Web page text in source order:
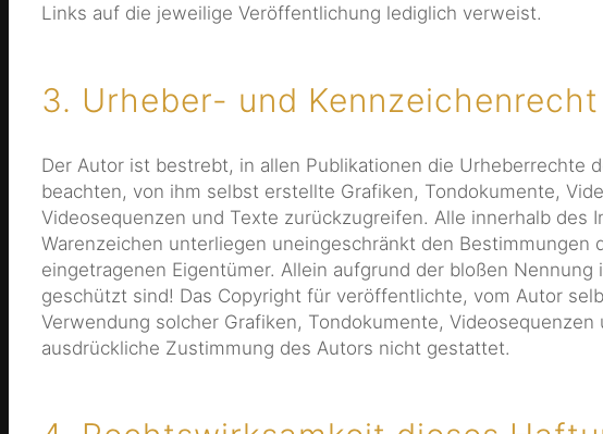
Links auf die jeweilige Veröffentlichung lediglich verweist.
3. Urheber- und Kennzeichenrecht
Der Autor ist bestrebt, in allen Publikationen die Urheberrechte
beachten, von ihm selbst erstellte Grafiken, Tondokumente,
Videosequenzen und Texte zurückzugreifen. Alle innerhalb
Warenzeichen unterliegen uneingeschränkt den
eingetragenen Eigentümer. Allein aufgrund der bloßen
geschützt sind! Das Copyright für veröffentlichte, vom Autor
Verwendung solcher Grafiken, Tondokumente,
ausdrückliche Zustimmung des Autors nicht gestattet.